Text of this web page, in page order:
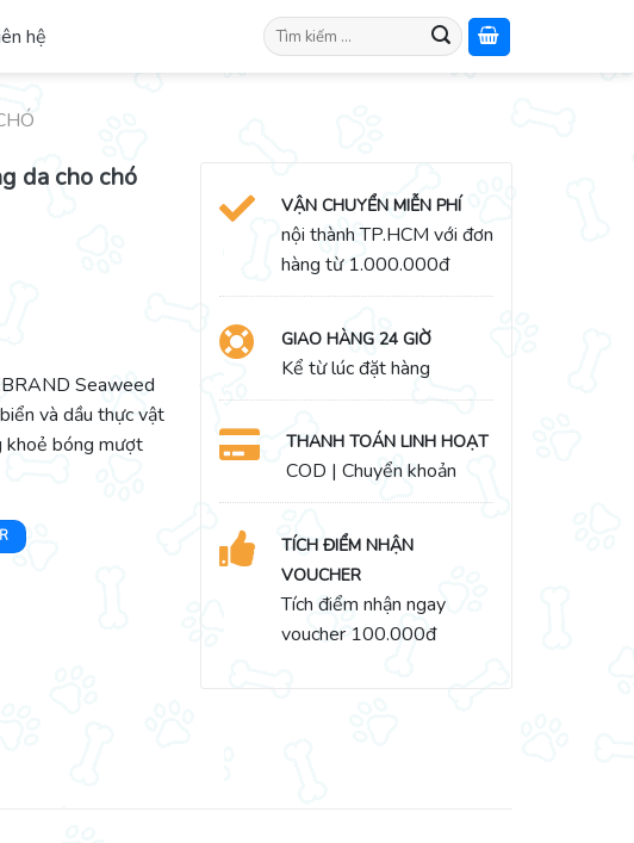
hệ
Search
for:
da cho chó
Seaweed
và dầu thực vật
khoẻ bóng mượt
VẬN CHUYỂN MIỄN PHÍ
nội thành TP.HCM với đơn
hàng từ 1.000.000đ
GIAO HÀNG 24 GIỜ
Kể từ lúc đặt hàng
THANH TOÁN LINH HOẠT
COD | Chuyển khoản
TÍCH ĐIỂM NHẬN
VOUCHER
Tích điểm nhận ngay
voucher 100.000đ